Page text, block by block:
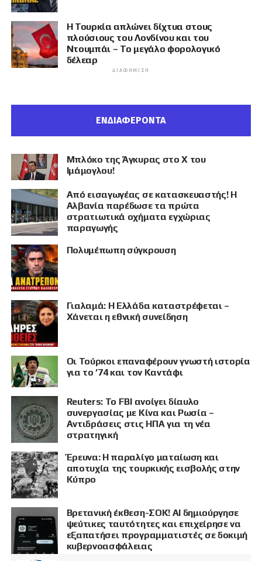
Η Τουρκία απλώνει δίχτυα στους
πλούσιους του Λονδίνου και του
Ντουμπάι – Το μεγάλο φορολογικό
δέλεαρ
ΔΙΑΦΉΜΙΣΗ
ΕΝΔΙΑΦΕΡΟΝΤΑ
Μπλόκο της Άγκυρας στο X του
Ιμάμογλου!
Από εισαγωγέας σε κατασκευαστής! Η
Αλβανία παρέδωσε τα πρώτα
στρατιωτικά οχήματα εγχώριας
παραγωγής
Πολυμέπωπη σύγκρουση
Γιαλαμά: Η Ελλάδα καταστρέφεται –
Χάνεται η εθνική συνείδηση
Οι Τούρκοι επαναφέρουν γνωστή ιστορία
για το ’74 και τον Καντάφι
Reuters: Το FBI ανοίγει δίαυλο
συνεργασίας με Κίνα και Ρωσία –
Αντιδράσεις στις ΗΠΑ για τη νέα
στρατηγική
Έρευνα: Η παραλίγο ματαίωση και
αποτυχία της τουρκικής εισβολής στην
Κύπρο
Βρετανική έκθεση-ΣΟΚ! AI δημιούργησε
ψεύτικες ταυτότητες και επιχείρησε να
εξαπατήσει προγραμματιστές σε δοκιμή
κυβερνοασφάλειας